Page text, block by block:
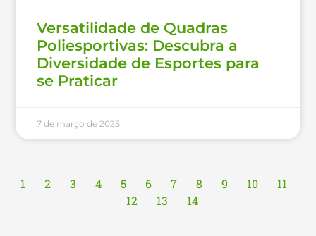
Versatilidade de Quadras
Poliesportivas: Descubra a
Diversidade de Esportes para
se Praticar
7 de março de 2025
1 2 3 4 5 6 7 8 9 10
11
12
13 14